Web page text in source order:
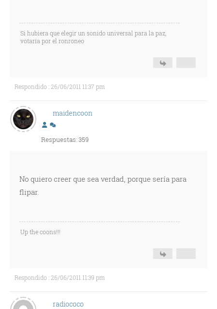
Si hubiera que elegir un sonido universal para la paz,
votaría por el ronroneo
Respondido : 26/06/2011 11:37 pm
maidencoon
Respuestas: 359
No quiero creer que sea verdad, porque sería para
flipar.
Up the coons!!!
Respondido : 26/06/2011 11:39 pm
radiococo